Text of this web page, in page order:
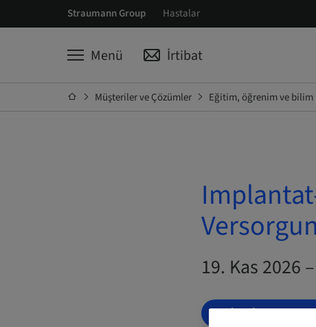
Straumann Group Hastalar
Menü İrtibat
Müşteriler ve Çözümler Eğitim, öğrenim ve bilim
19. Kas 2026
ŞIMDI YER